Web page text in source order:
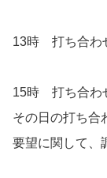
13時 打ち合わ
15時 打ち合わ
その日の打ち合
要望に関して、